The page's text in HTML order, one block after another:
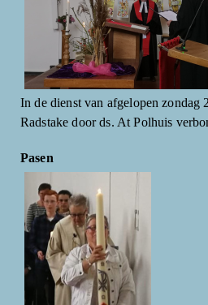
In de dienst van afgelopen zondag
Radstake door ds. At Polhuis
Pasen